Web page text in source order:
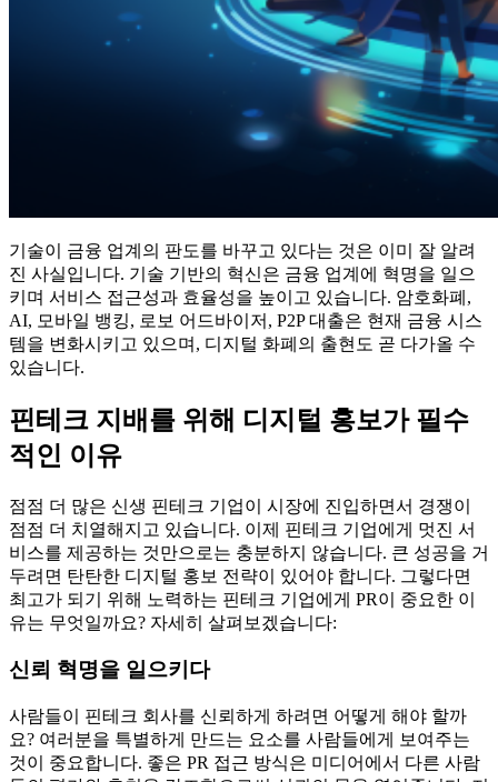
기술이 금융 업계의 판도를 바꾸고 있다는 것은 이미 잘 알려
진 사실입니다. 기술 기반의 혁신은 금융 업계에 혁명을 일으
키며 서비스 접근성과 효율성을 높이고 있습니다. 암호화폐,
AI, 모바일 뱅킹, 로보 어드바이저, P2P 대출은 현재 금융 시스
템을 변화시키고 있으며, 디지털 화폐의 출현도 곧 다가올 수
있습니다.
핀테크 지배를 위해 디지털 홍보가 필수
적인 이유
점점 더 많은 신생 핀테크 기업이 시장에 진입하면서 경쟁이
점점 더 치열해지고 있습니다. 이제 핀테크 기업에게 멋진 서
비스를 제공하는 것만으로는 충분하지 않습니다. 큰 성공을 거
두려면 탄탄한 디지털 홍보 전략이 있어야 합니다. 그렇다면
최고가 되기 위해 노력하는 핀테크 기업에게 PR이 중요한 이
유는 무엇일까요? 자세히 살펴보겠습니다:
신뢰 혁명을 일으키다
사람들이 핀테크 회사를 신뢰하게 하려면 어떻게 해야 할까
요? 여러분을 특별하게 만드는 요소를 사람들에게 보여주는
것이 중요합니다. 좋은 PR 접근 방식은 미디어에서 다른 사람